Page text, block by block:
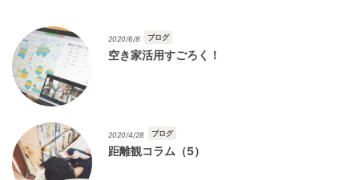
2020/6/8 ブログ
空き家活用すごろく！
2020/4/28 ブログ
距離観コラム（5）